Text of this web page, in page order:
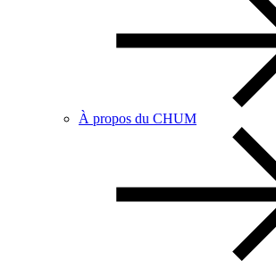
À propos du CHUM